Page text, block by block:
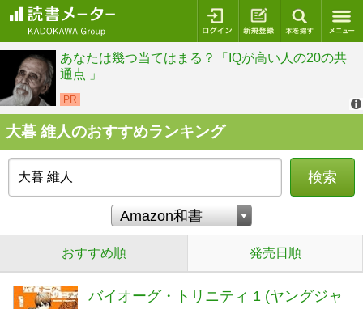
ログイン 新規登録
大暮 維人のおすすめランキング
検索
おすすめ順 発売日順
バイオーグ・トリニティ 1 (ヤングジャ